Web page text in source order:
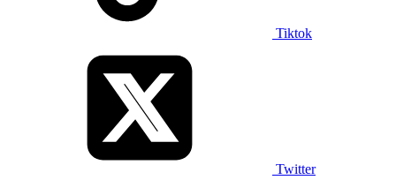
Tiktok
Twitter